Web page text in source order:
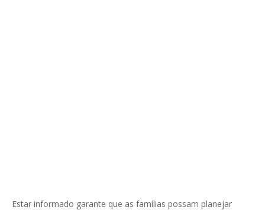
Estar informado garante que as famílias possam planejar